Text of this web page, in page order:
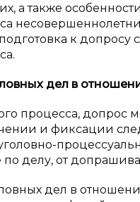
а также
к
дел в
процесса, допрос
и фиксации
делу, от
дел в